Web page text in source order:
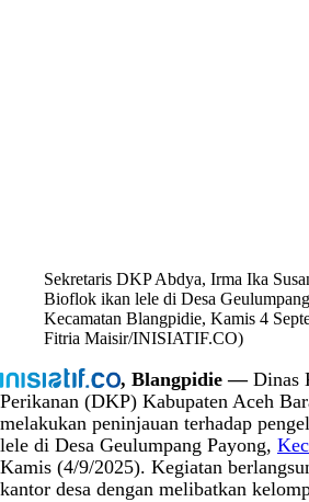
Sekretaris DKP Abdya, Irma Ika
Bioflok ikan lele di Desa
Kecamatan Blangpidie, Kamis 4
Fitria Maisir/INISIATIF.CO)
, Blangpidie —Dinas
Perikanan (DKP) Kabupaten Aceh
melakukan peninjauan terhadap
lele di Desa Geulumpang Payong,
Kamis (4/9/2025). Kegiatan
kantor desa dengan melibatkan